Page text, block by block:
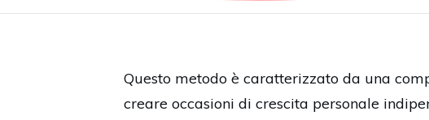
Questo metodo è caratterizzato da una
creare occasioni di crescita personale